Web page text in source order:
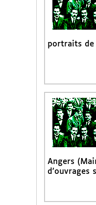
portraits
Angers
d’ouvrages